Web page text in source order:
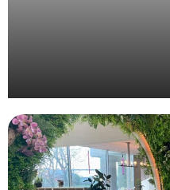
INRIA StartUp Studio –